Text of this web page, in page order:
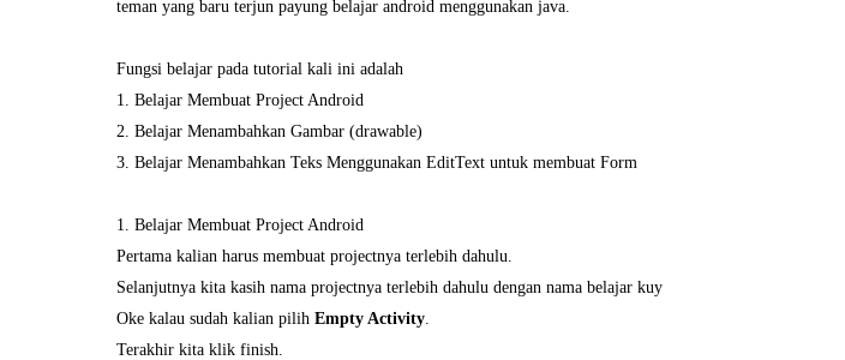
teman yang baru terjun payung belajar android menggunakan java.
Fungsi belajar pada tutorial kali ini adalah
1. Belajar Membuat Project Android
2. Belajar Menambahkan Gambar (drawable)
3. Belajar Menambahkan Teks Menggunakan EditText untuk membuat Form
1. Belajar Membuat Project Android
Pertama kalian harus membuat projectnya terlebih dahulu.
Selanjutnya kita kasih nama projectnya terlebih dahulu dengan nama belajar kuy
Oke kalau sudah kalian pilih Empty Activity
Terakhir kita klik finish.